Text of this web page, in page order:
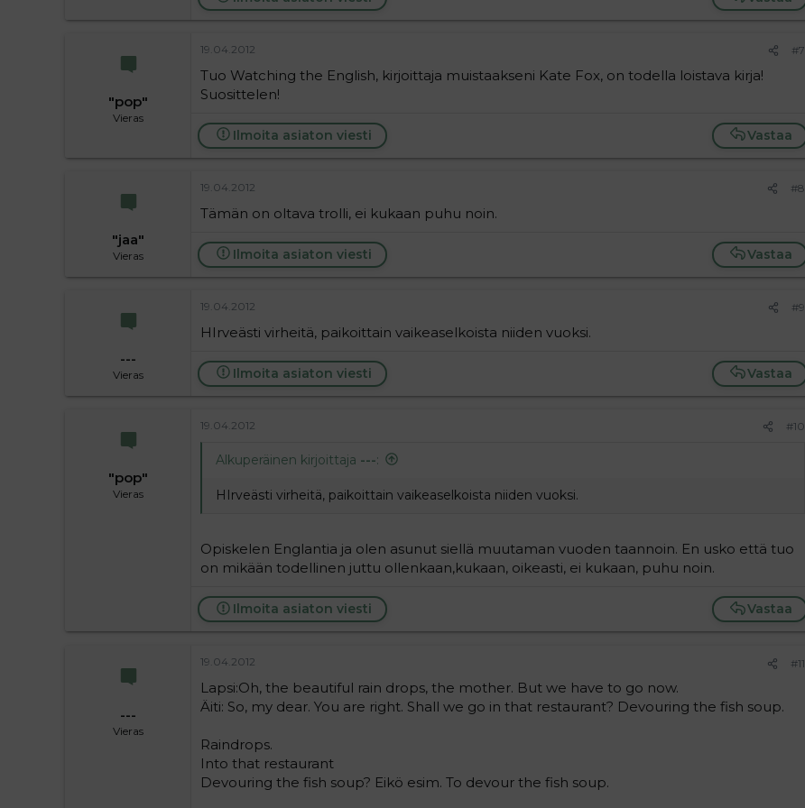
"pop"
Vieras
19.04.2012 #7
Tuo Watching the English, kirjoittaja muistaakseni Kate Fox, on todella loistava kirja!
Suosittelen!
Vastaa
Ilmoita asiaton viesti
"jaa"
Vieras
19.04.2012 #8
Tämän on oltava trolli, ei kukaan puhu noin.
Vastaa
Ilmoita asiaton viesti
---
Vieras
19.04.2012 #9
HIrveästi virheitä, paikoittain vaikeaselkoista niiden vuoksi.
Vastaa
Ilmoita asiaton viesti
"pop"
Vieras
19.04.2012 #10
Alkuperäinen kirjoittaja ---:
HIrveästi virheitä, paikoittain vaikeaselkoista niiden vuoksi.
Opiskelen Englantia ja olen asunut siellä muutaman vuoden taannoin. En usko että tuo
on mikään todellinen juttu ollenkaan,kukaan, oikeasti, ei kukaan, puhu noin.
Vastaa
Ilmoita asiaton viesti
---
Vieras
19.04.2012 #11
Lapsi:Oh, the beautiful rain drops, the mother. But we have to go now.
Äiti: So, my dear. You are right. Shall we go in that restaurant? Devouring the fish soup.
Raindrops.
Into that restaurant
Devouring the fish soup? Eikö esim. To devour the fish soup.